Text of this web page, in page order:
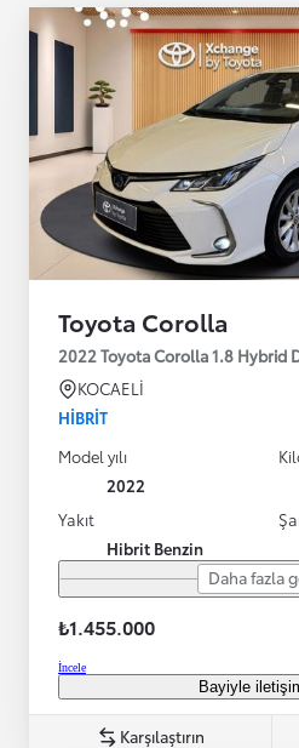
Toyota Corolla
2022 Toyota Corolla 1.8 Hybrid
KOCAELİ
HIBRIT
Model yılı
2022
Yakıt
Hibrit Benzin
Daha fazla
₺1.455.000
İncele
Bayiyle
Karşılaştırın